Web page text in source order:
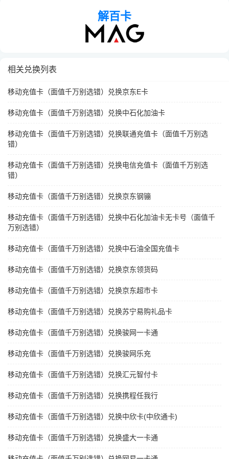
解百卡
相关兑换列表
移动充值卡（面值千万别选错）兑换京东E卡
移动充值卡（面值千万别选错）兑换中石化加油卡
移动充值卡（面值千万别选错）兑换联通充值卡（面值千万别选
错）
移动充值卡（面值千万别选错）兑换电信充值卡（面值千万别选
错）
移动充值卡（面值千万别选错）兑换京东钢镚
移动充值卡（面值千万别选错）兑换中石化加油卡无卡号（面值千
万别选错）
移动充值卡（面值千万别选错）兑换中石油全国充值卡
移动充值卡（面值千万别选错）兑换京东领货码
移动充值卡（面值千万别选错）兑换京东超市卡
移动充值卡（面值千万别选错）兑换苏宁易购礼品卡
移动充值卡（面值千万别选错）兑换骏网一卡通
移动充值卡（面值千万别选错）兑换骏网乐充
移动充值卡（面值千万别选错）兑换汇元智付卡
移动充值卡（面值千万别选错）兑换携程任我行
移动充值卡（面值千万别选错）兑换中欣卡(中欣通卡)
移动充值卡（面值千万别选错）兑换盛大一卡通